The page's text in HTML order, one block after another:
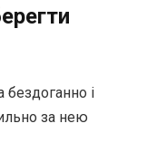
і
за нею